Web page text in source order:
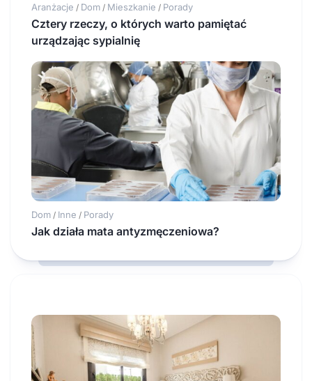
Aranżacje / Dom / Mieszkanie / Porady
Cztery rzeczy, o których warto pamiętać
urządzając sypialnię
Dom / Inne / Porady
Jak działa mata antyzmęczeniowa?